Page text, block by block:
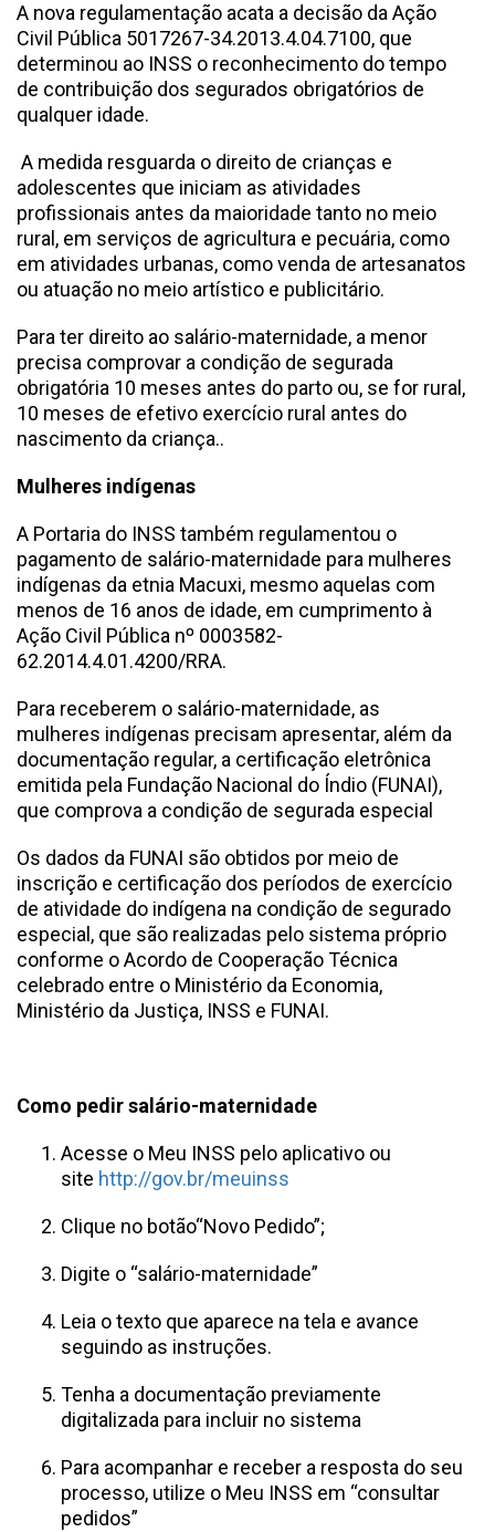
A nova regulamentação acata a decisão da Ação
Civil Pública 5017267-34.2013.4.04.7100, que
determinou ao INSS o reconhecimento do tempo
de contribuição dos segurados obrigatórios de
qualquer idade.
A medida resguarda o direito de crianças e
adolescentes que iniciam as atividades
profissionais antes da maioridade tanto no meio
rural, em serviços de agricultura e pecuária, como
em atividades urbanas, como venda de artesanatos
ou atuação no meio artístico e publicitário.
Para ter direito ao salário-maternidade, a menor
precisa comprovar a condição de segurada
obrigatória 10 meses antes do parto ou, se for rural,
10 meses de efetivo exercício rural antes do
nascimento da criança..
Mulheres indígenas
A Portaria do INSS também regulamentou o
pagamento de salário-maternidade para mulheres
indígenas da etnia Macuxi, mesmo aquelas com
menos de 16 anos de idade, em cumprimento à
Ação Civil Pública nº 0003582-
62.2014.4.01.4200/RRA.
Para receberem o salário-maternidade, as
mulheres indígenas precisam apresentar, além da
documentação regular, a certificação eletrônica
emitida pela Fundação Nacional do Índio (FUNAI),
que comprova a condição de segurada especial
Os dados da FUNAI são obtidos por meio de
inscrição e certificação dos períodos de exercício
de atividade do indígena na condição de segurado
especial, que são realizadas pelo sistema próprio
conforme o Acordo de Cooperação Técnica
celebrado entre o Ministério da Economia,
Ministério da Justiça, INSS e FUNAI.
Como pedir salário-maternidade
Acesse o Meu INSS pelo aplicativo ou
site http://gov.br/meuinss
Clique no botão“Novo Pedido”;
Digite o “salário-maternidade”
Leia o texto que aparece na tela e avance
seguindo as instruções.
Tenha a documentação previamente
digitalizada para incluir no sistema
Para acompanhar e receber a resposta do seu
processo, utilize o Meu INSS em “consultar
pedidos”